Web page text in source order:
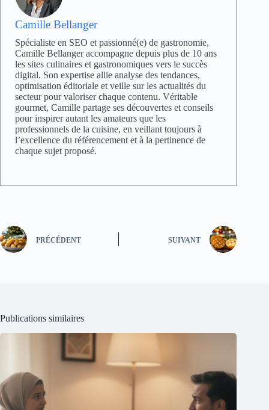
Camille Bellanger
Spécialiste en SEO et passionné(e) de gastronomie,
Camille Bellanger accompagne depuis plus de 10 ans
les sites culinaires et gastronomiques vers le succès
digital. Son expertise allie analyse des tendances,
optimisation éditoriale et veille sur les actualités du
secteur pour valoriser chaque contenu. Véritable
gourmet, Camille partage ses découvertes et conseils
pour inspirer autant les amateurs que les
professionnels de la cuisine, en veillant toujours à
l’excellence du référencement et à la pertinence de
chaque sujet proposé.
PRÉCÉDENT SUIVANT
Publications similaires